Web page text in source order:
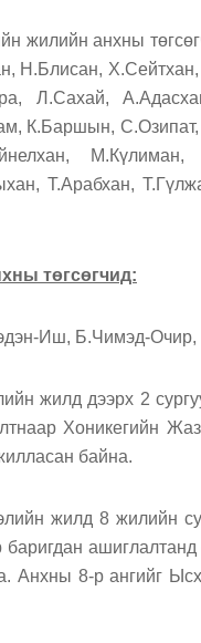
анхны
Н.Блисан,
Л.Сахай,
К.Баршын, С.Озипат,
М.Күлиман,
Т.Арабхан,
төгсөгчид:
Иш, Б.Чимэд-Очир,
дээрх 2
Хоникегийн
байна.
жилд 8 жилийн
Анхны 8-р ангийг